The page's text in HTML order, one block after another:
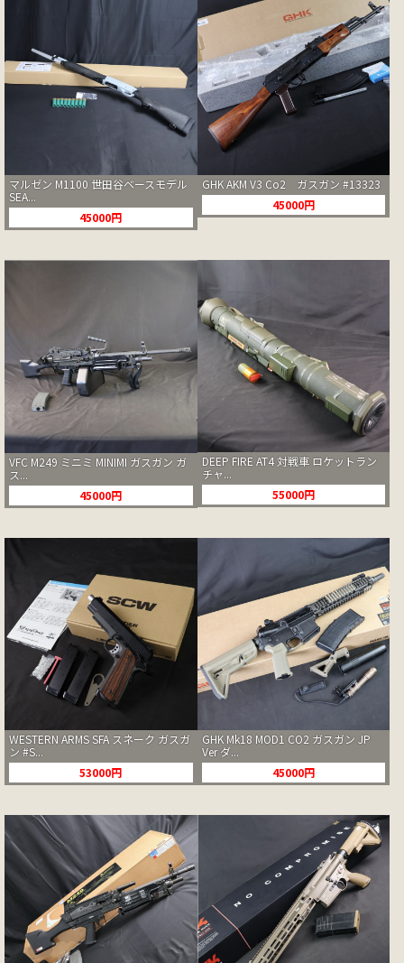
マルゼン M1100 世田谷ベースモデル
SEA...
45000円
GHK AKM V3 Co2 ガスガン #13323
45000円
VFC M249 ミニミ MINIMI ガスガン ガ
ス...
45000円
DEEP FIRE AT4 対戦車 ロケットラン
チャ...
55000円
WESTERN ARMS SFA スネーク ガスガ
ン #S...
53000円
GHK Mk18 MOD1 CO2 ガスガン JP
Ver ダ...
45000円